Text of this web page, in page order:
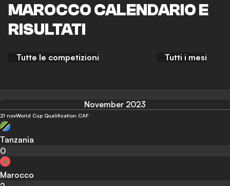
MAROCCO CALENDARIO E
RISULTATI
Tutte le competizioni Tutti i mesi
November 2023
21 novWorld Cup Qualification CAF
Tanzania
0
Marocco